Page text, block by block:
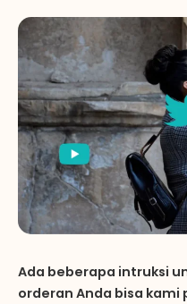
Ada beberapa intruksi
orderan Anda bisa